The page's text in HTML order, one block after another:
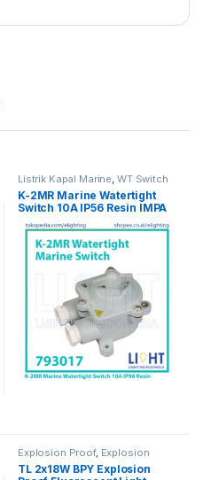
Listrik Kapal Marine, WT Switch
K-2MR Marine Watertight
Switch 10A IP56 Resin IMPA
793017
Explosion Proof, Explosion
Proof ,Explosion Proof
Fluorescent Light,Lampu TL
TL 2x18W BPY Explosion